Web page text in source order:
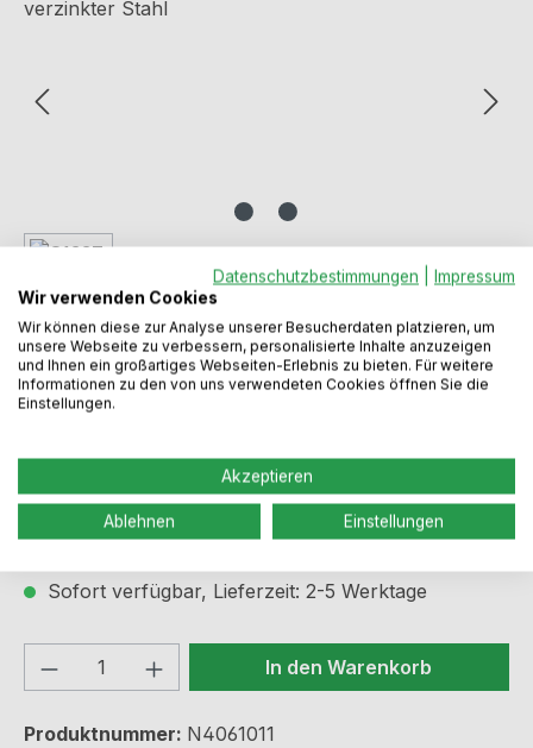
49,49 €
Preise inkl. MwSt. zzgl. Versandkosten
Sofort verfügbar, Lieferzeit: 2-5 Werktage
Produkt Anzahl: Gib denIn den Warenkorb
Produktnummer: N4061011
Datenschutzbestimmungen
Impressum
Wir verwenden Cookies
Wir können diese zur Analyse unserer Besucherdaten platzieren, um
unsere Webseite zu verbessern, personalisierte Inhalte anzuzeigen
und Ihnen ein großartiges Webseiten-Erlebnis zu bieten. Für weitere
Informationen zu den von uns verwendeten Cookies öffnen Sie die
Einstellungen.
Akzeptieren
Ablehnen Einstellungen